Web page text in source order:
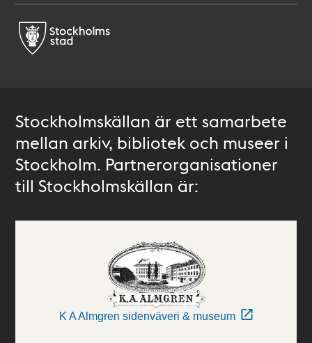
Stockholmskällan är ett samarbete
mellan arkiv, bibliotek och museer i
Stockholm. Partnerorganisationer
till Stockholmskällan är:
K A Almgren sidenväveri & museum